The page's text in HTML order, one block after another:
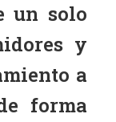
un solo
y
a
forma